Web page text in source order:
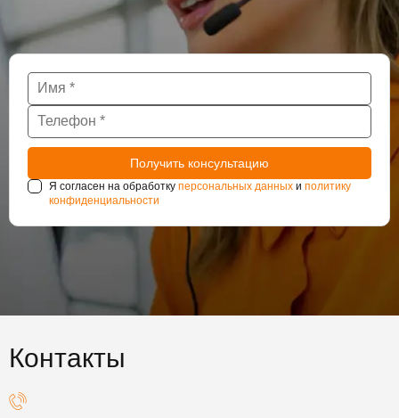
Я согласен на обработку персональных данных и политику
конфиденциальности
Контакты